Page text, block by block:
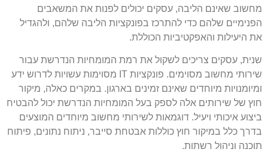
מחשוב שאינם הליבה, עסקים יכולים לפנות את המשאבים
הפנימיים שלהם כדי להתרכז בפונקציות הליבה שלהם, ולהגדיל
את היעילות והאפקטיביות הכוללת.
שנית, עסקים צריכים לשקול את רמת המומחיות הנדרשת עבור
שירותי מחשוב מסוימים. פונקציות IT מסוימות עשויות לדרוש ידע
ומיומנויות מיוחדים שאינם זמינים בארגון. במקרים כאלה, מיקור
חוץ של שירותים אלה לספק בעל המומחיות הנדרשת יכול להבטיח
ביצוע איכותי ויעיל. דוגמאות לשירותי מחשוב מיוחדים המוצעים
בדרך כלל במיקור חוץ כוללות אבטחת סייבר, ניתוח נתונים, פיתוח
תוכנה וניהול רשתות.